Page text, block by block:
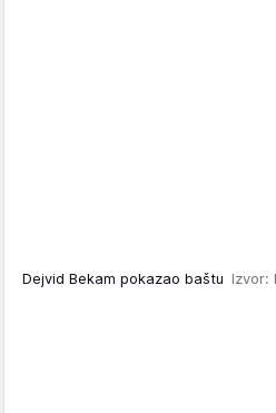
Dejvid Bekam pokazao baštu Izvor: